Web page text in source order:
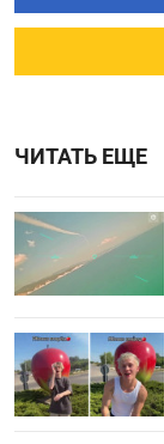
ЧИТАТЬ ЕЩЕ